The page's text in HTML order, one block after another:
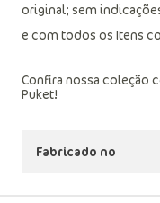
original; sem
e com todos os Itens
Confira nossa coleção
Puket!
Fabricado no